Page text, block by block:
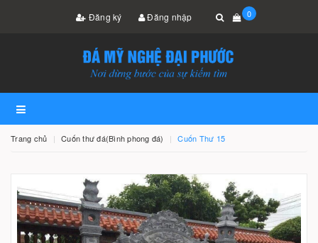
Đăng ký Đăng nhập 0
Trang chủ Cuốn thư đá(Bình phong đá) Cuốn Thư 15